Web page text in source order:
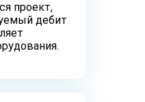
проект,
дебит